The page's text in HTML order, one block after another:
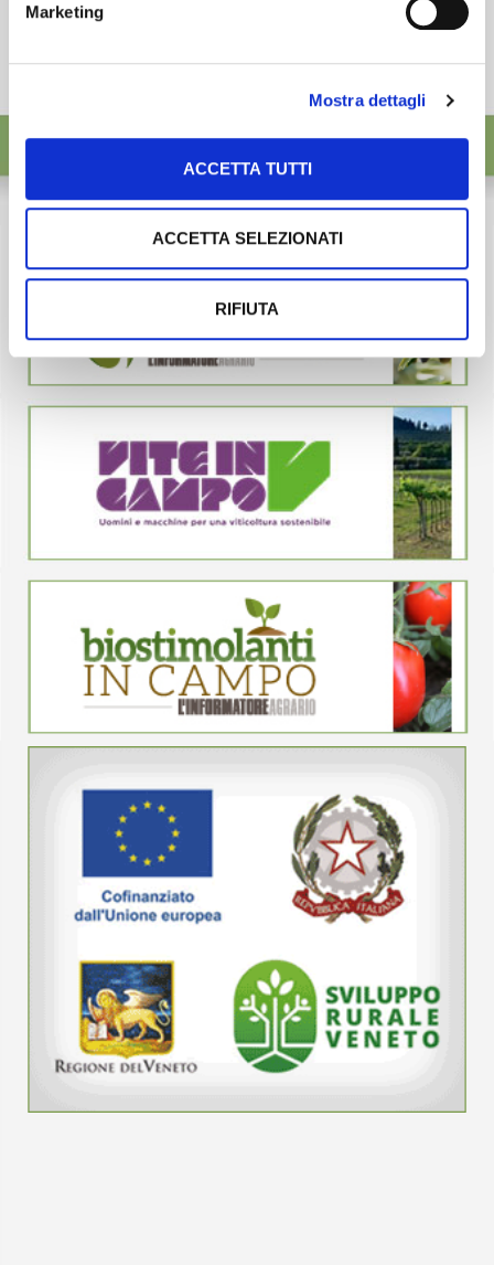
Marketing
Mostra dettagli
ACCETTA TUTTI
ACCETTA SELEZIONATI
RIFIUTA